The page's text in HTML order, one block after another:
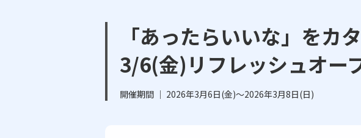
「あったらいいな」をカ
3/6(金)リフレッシュオー
開催期間 ｜ 2026年3月6日(金)～2026年3月8日(日)